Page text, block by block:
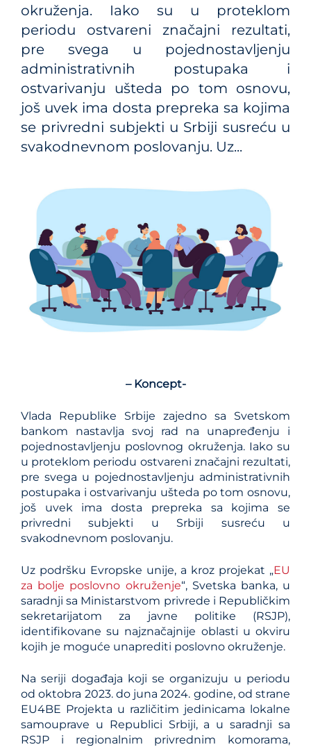
okruženja. Iako su u proteklom
periodu ostvareni značajni rezultati,
pre svega u pojednostavljenju
administrativnih postupaka i
ostvarivanju ušteda po tom osnovu,
još uvek ima dosta prepreka sa kojima
se privredni subjekti u Srbiji susreću u
svakodnevnom poslovanju. Uz...
– Koncept-
Vlada Republike Srbije zajedno sa Svetskom
bankom nastavlja svoj rad na unapređenju i
pojednostavljenju poslovnog okruženja. Iako su
u proteklom periodu ostvareni značajni rezultati,
pre svega u pojednostavljenju administrativnih
postupaka i ostvarivanju ušteda po tom osnovu,
još uvek ima dosta prepreka sa kojima se
privredni subjekti u Srbiji susreću u
svakodnevnom poslovanju.
Uz podršku Evropske unije, a kroz projekat „EU
za bolje poslovno okruženje“, Svetska banka, u
saradnji sa Ministarstvom privrede i Republičkim
sekretarijatom za javne politike (RSJP),
identifikovane su najznačajnije oblasti u okviru
kojih je moguće unaprediti poslovno okruženje.
Na seriji događaja koji se organizuju u periodu
od oktobra 2023. do juna 2024. godine, od strane
EU4BE Projekta u različitim jedinicama lokalne
samouprave u Republici Srbiji, a u saradnji sa
RSJP i regionalnim privrednim komorama,